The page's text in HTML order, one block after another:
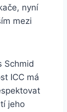
nyní
mezi
Schmid
ICC má
jeho